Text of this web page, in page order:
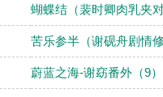
蝴蝶结（裴时卿肉乳夹对
苦乐参半（谢砚舟剧情修
蔚蓝之海-谢窈番外（9）